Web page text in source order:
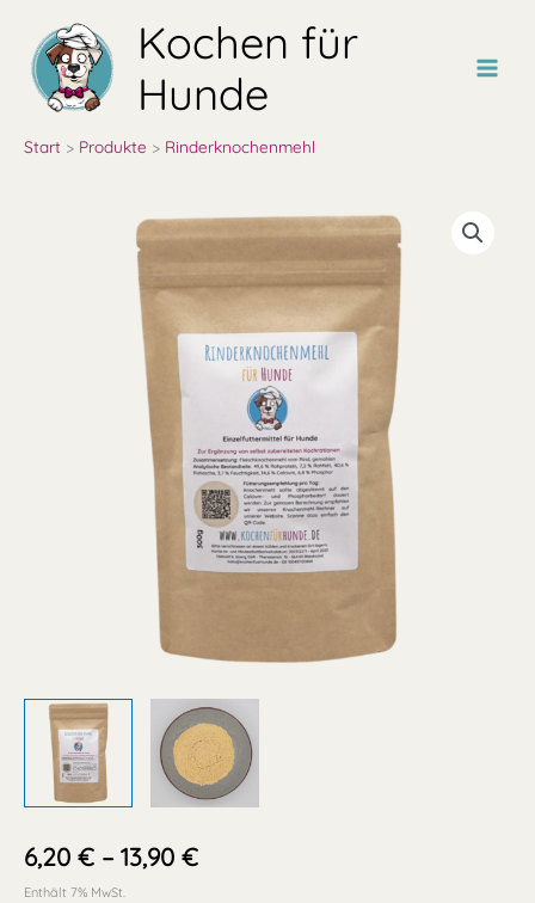
Inhalt
springen
Kochen für
Hunde
Start Produkte Rinderknochenmehl
6,20 € – 13,90 €
Preisspanne:
6,20 €
13,90 €
Enthält 7% MwSt.